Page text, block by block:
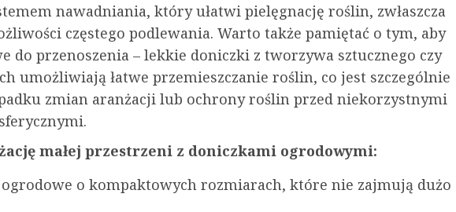
nawadniania, który ułatwi pielęgnację roślin, zwłaszcza
częstego podlewania. Warto także pamiętać o tym, aby
do przenoszenia – lekkie doniczki z tworzywa sztucznego czy
umożliwiają łatwe przemieszczanie roślin, co jest szczególnie
zmian aranżacji lub ochrony roślin przed niekorzystnymi
małej przestrzeni z doniczkami ogrodowymi:
o kompaktowych rozmiarach, które nie zajmują dużo